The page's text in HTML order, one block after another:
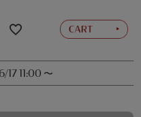
17 11:00 〜